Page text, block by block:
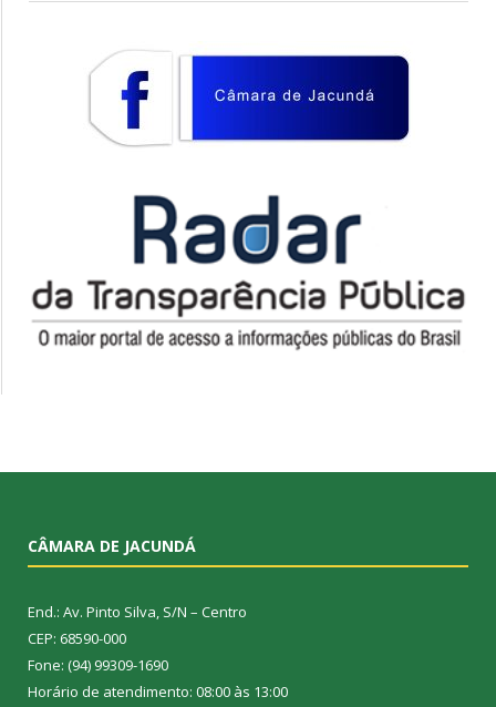
CÂMARA DE JACUNDÁ
End.: Av. Pinto Silva, S/N – Centro
CEP: 68590-000
Fone: (94) 99309-1690
Horário de atendimento: 08:00 às 13:00